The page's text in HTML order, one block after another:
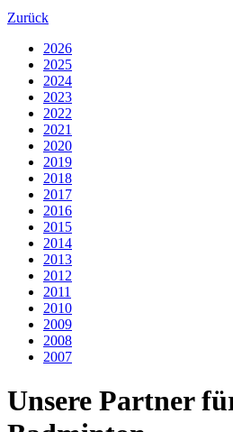
Zurück
2026
2025
2024
2023
2022
2021
2020
2019
2018
2017
2016
2015
2014
2013
2012
2011
2010
2009
2008
2007
Unsere Partner